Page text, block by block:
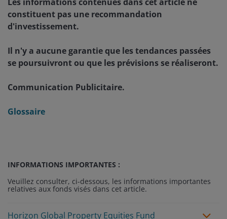
Les informations contenues dans cet article ne
constituent pas une recommandation
d'investissement.
Il n'y a aucune garantie que les tendances passées
se poursuivront ou que les prévisions se réaliseront.
Communication Publicitaire.
Glossaire
INFORMATIONS IMPORTANTES :
Veuillez consulter, ci-dessous, les informations importantes
relatives aux fonds visés dans cet article.
Horizon Global Property Equities Fund